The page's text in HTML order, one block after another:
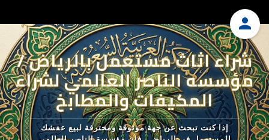
شراء اثاث مستعمل بالرياض /
مؤسسه الناصر العالمي لشراء
المكيفات والمطابخ
إذا كنت تبحث عن جهة موثوقة ومحترفة لبيع عفشك